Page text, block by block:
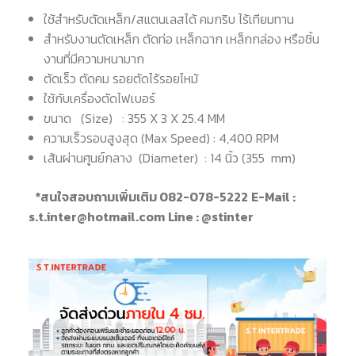
ใช้สำหรับตัดเหล็ก/สแตนเลสได้ คมกริบ ไร้เทียมทาน
สำหรับงานตัดเหล็ก ตัดท่อ เหล็กฉาก เหล็กกล่อง หรือชิ้น
งานที่มีความหนามาก
ตัดเร็ว ตัดคม รอยตัดไร้รอยไหม้
ใช้กับเครื่องตัดไฟเบอร์
ขนาด (Size) : 355 X 3 X 25.4 MM
ความเร็วรอบสูงสุด (Max Speed) : 4,400 RPM
เส้นผ่านศูนย์กลาง (Diameter) : 14 นิ้ว (355 mm)
*สนใจสอบถามเพิ่มเติม 082-078-5222 E-Mail :
s.t.inter@hotmail.com Line : @stinter